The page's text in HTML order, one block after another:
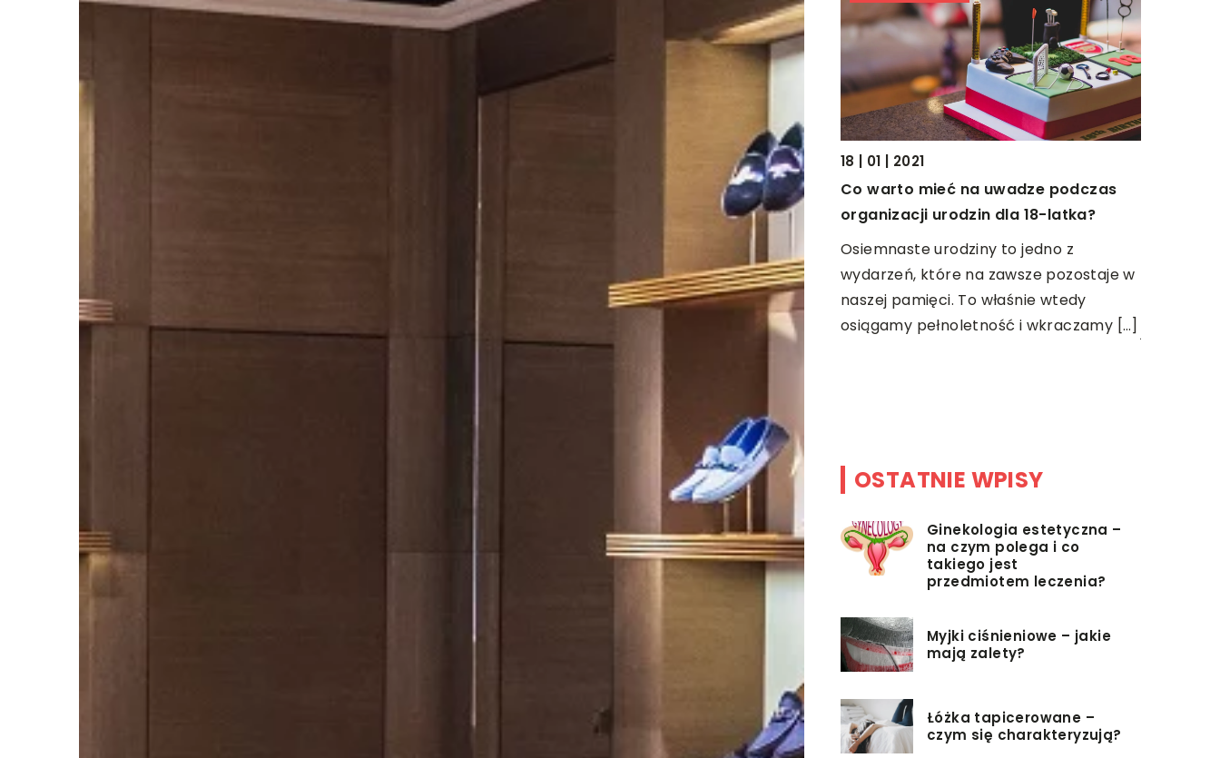
jednocześnie poprawiająca wydolność i
Oklejanie blatów i płyt – w jakim celu
Aby odmienić wygląd mebli, wcale nie
trzeba wymieniać ich na nowe, wydając
duże pieniądze. W celu odświeżenia
18 | 01 | 2021
Co warto mieć na uwadze podczas
organizacji urodzin dla 18-latka?
Osiemnaste urodziny to jedno z
wydarzeń, które na zawsze pozostaje w
naszej pamięci. To właśnie wtedy
osiągamy pełnoletność i wkraczamy […]
OSTATNIE WPISY
Ginekologia estetyczna –
na czym polega i co
takiego jest
przedmiotem leczenia?
Myjki ciśnieniowe – jakie
mają zalety?
Łóżka tapicerowane –
czym się charakteryzują?